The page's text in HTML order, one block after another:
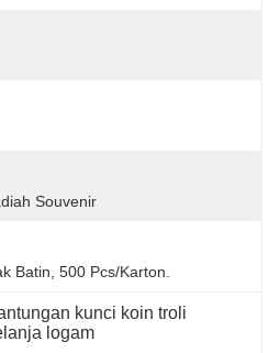
Souvenir
Batin, 500 Pcs/karton.
kunci koin troli
logam